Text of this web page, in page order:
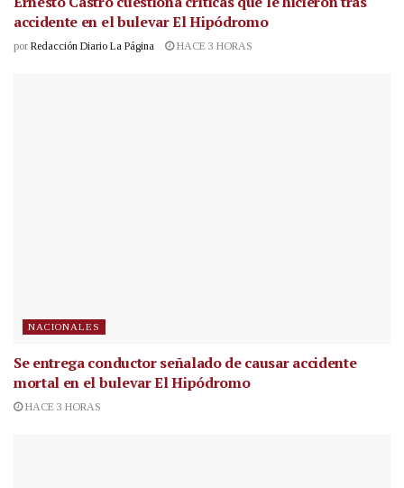
accidente en el bulevar El Hipódromo
por Redacción Diario La Página HACE 3 HORAS
NACIONALES
Se entrega conductor señalado de causar accidente
mortal en el bulevar El Hipódromo
HACE 3 HORAS